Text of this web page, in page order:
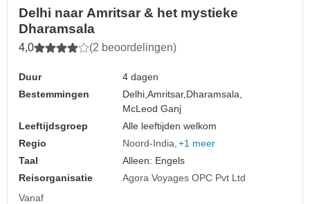
Delhi naar Amritsar & het mystieke
Dharamsala
4,0 (2 beoordelingen)
Duur
4 dagen
Bestemmingen
Delhi,Amritsar, Dharamsala,
McLeod Ganj
Leeftijdsgroep
Alle leeftijden welkom
Regio
Noord-India +1 meer
Taal
Alleen: Engels
Reisorganisatie
Agora Voyages OPC Pvt Ltd
Vanaf